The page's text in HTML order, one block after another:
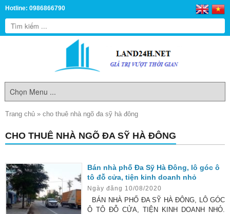
Hotline: 0986866790
Trang chủ » cho thuê nhà ngõ đa sỹ hà đông
CHO THUÊ NHÀ NGÕ ĐA SỸ HÀ ĐÔNG
Bán nhà phố Đa Sỹ Hà Đông, lô góc ô
tô đỗ cửa, tiện kinh doanh nhỏ
Ngày đăng 10/08/2020
BÁN NHÀ PHỐ ĐA SỸ HÀ ĐÔNG, LÔ GÓC
Ô TÔ ĐỖ CỬA, TIỆN KINH DOANH NHỎ.